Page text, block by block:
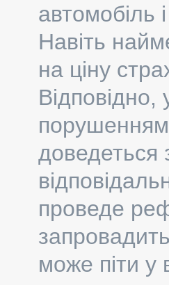
автомобіль
Навіть
на ціну
доведеться
проведе
може піти у